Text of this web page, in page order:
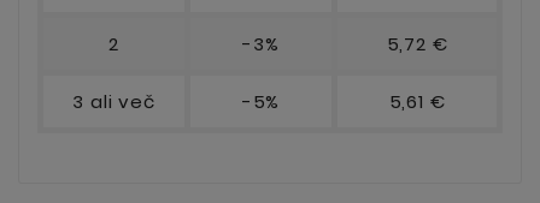
2 -3% 5,72 €
3 ali več -5% 5,61 €